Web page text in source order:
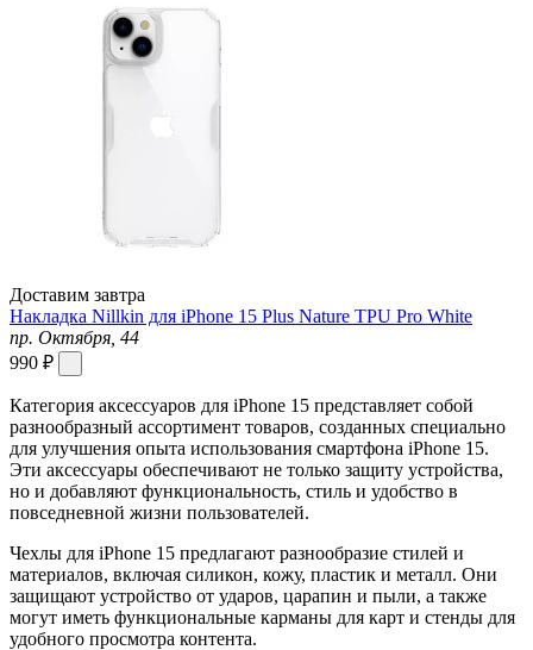
Доставим завтра
Накладка Nillkin для iPhone 15 Plus Nature TPU Pro White
пр. Октября, 44
990 ₽
Категория аксессуаров для iPhone 15 представляет собой
разнообразный ассортимент товаров, созданных специально
для улучшения опыта использования смартфона iPhone 15.
Эти аксессуары обеспечивают не только защиту устройства,
но и добавляют функциональность, стиль и удобство в
повседневной жизни пользователей.
Чехлы для iPhone 15 предлагают разнообразие стилей и
материалов, включая силикон, кожу, пластик и металл. Они
защищают устройство от ударов, царапин и пыли, а также
могут иметь функциональные карманы для карт и стенды для
удобного просмотра контента.